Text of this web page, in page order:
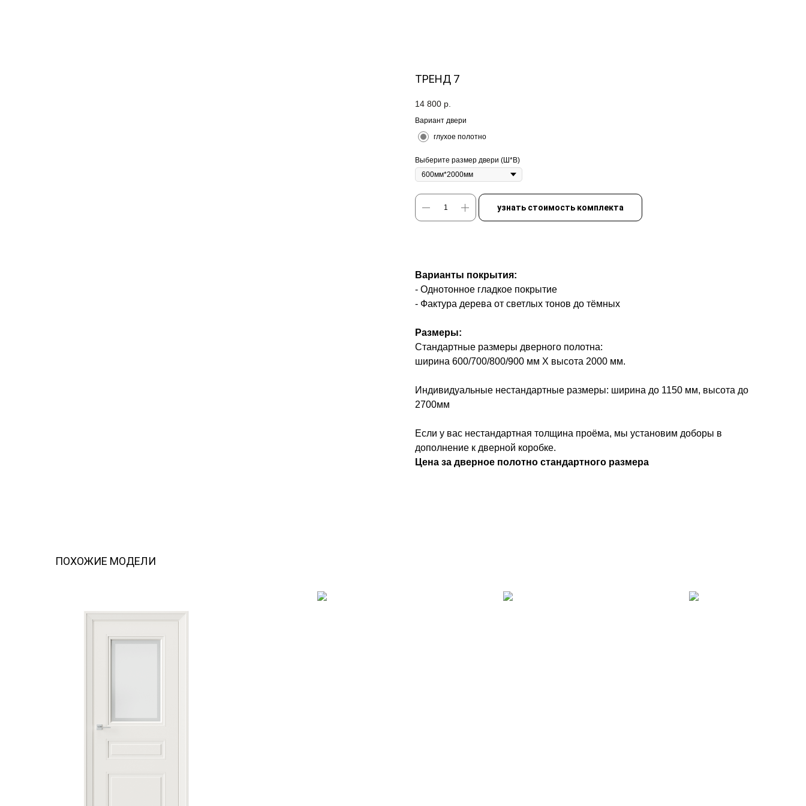
ТРЕНД 7
14 800 р.
Вариант двери
глухое полотно
Выберите размер двери (Ш*В)
узнать стоимость комплекта
Варианты покрытия:
- Однотонное гладкое покрытие
- Фактура дерева от светлых тонов до тёмных
Размеры:
Стандартные размеры дверного полотна:
ширина 600/700/800/900 мм Х высота 2000 мм.
Индивидуальные нестандартные размеры: ширина до 1150 мм, высота до
2700мм
Если у вас нестандартная толщина проёма, мы установим доборы в
дополнение к дверной коробке.
Цена за дверное полотно стандартного размера
ПОХОЖИЕ МОДЕЛИ